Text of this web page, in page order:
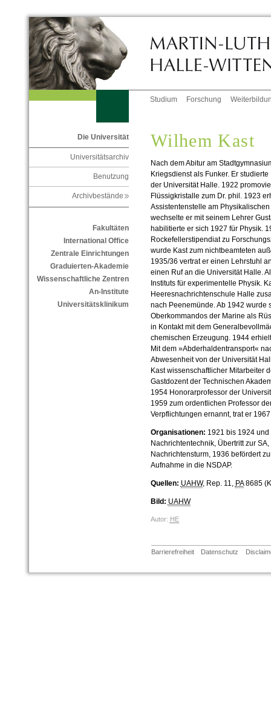
Studium Forschung
Die Universität
Universitätsarchiv
Benutzung
Archivbestände
Fakultäten
International Office
Zentrale Einrichtungen
Graduierten-Akademie
Wissenschaftliche Zentren
An-Institute
Universitätsklinikum
Wilhem Kast
Nach dem Abitur am
Kriegsdienst als Funker. Er
der Universität Halle. 1922
Flüssigkristalle zum Dr. phil. 1923
Assistentenstelle am
wechselte er mit seinem Lehrer
habilitierte er sich 1927 für Physik.
Rockefellerstipendiat zu
wurde Kast zum nichtbeamteten
1935/36 vertrat er einen Lehrstuhl
einen Ruf an die Universität Halle.
Instituts für experimentelle Physik.
Heeresnachrichtenschule Halle
nach Peenemünde. Ab 1942 wurde
Oberkommandos der Marine als
in Kontakt mit dem
chemischen Erzeugung. 1944
Mit dem »Abderhaldentransport«
Abwesenheit von der Universität
Kast wissenschaftlicher Mitarbeiter
Gastdozent der Technischen
1954 Honorarprofessor der
1959 zum ordentlichen Professor
Verpflichtungen ernannt, trat er
Organisationen: 1921 bis 1924
Nachrichtentechnik, Übertritt zur
Nachrichtensturm, 1936 befördert
Aufnahme in die NSDAP.
Quellen: UAHW, Rep. 11, PA8685
Bild: UAHW
Autor: HE
Barrierefreiheit Datenschutz